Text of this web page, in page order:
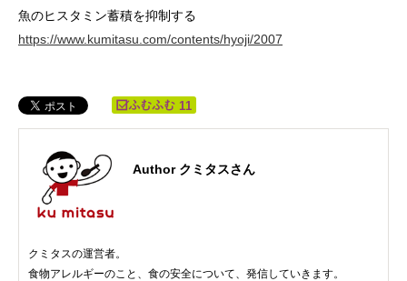
魚のヒスタミン蓄積を抑制する
https://www.kumitasu.com/contents/hyoji/2007
11
Author クミタスさん
クミタスの運営者。
食物アレルギーのこと、食の安全について、発信していきます。